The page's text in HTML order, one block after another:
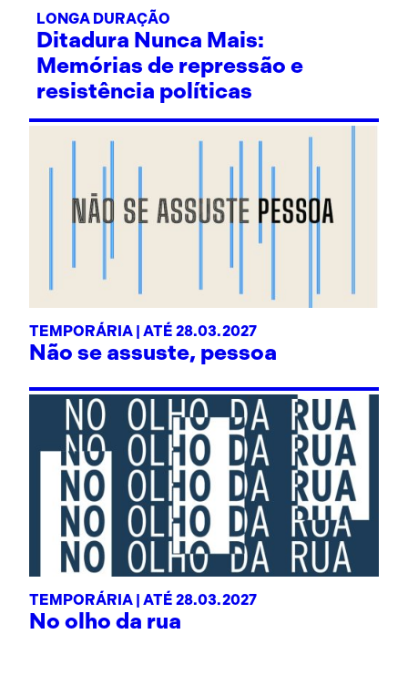
LONGA DURAÇÃO
Ditadura Nunca Mais:
Memórias de repressão e
resistência políticas
TEMPORÁRIA | ATÉ 28.03.2027
Não se assuste, pessoa
TEMPORÁRIA | ATÉ 28.03.2027
No olho da rua